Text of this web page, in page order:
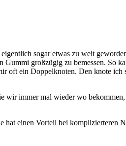
sogar etwas zu weit
großzügig zu bemessen. So
oft ein Doppelknoten. Den knote ich
wir immer mal wieder wo
einen Vorteil bei komplizierteren